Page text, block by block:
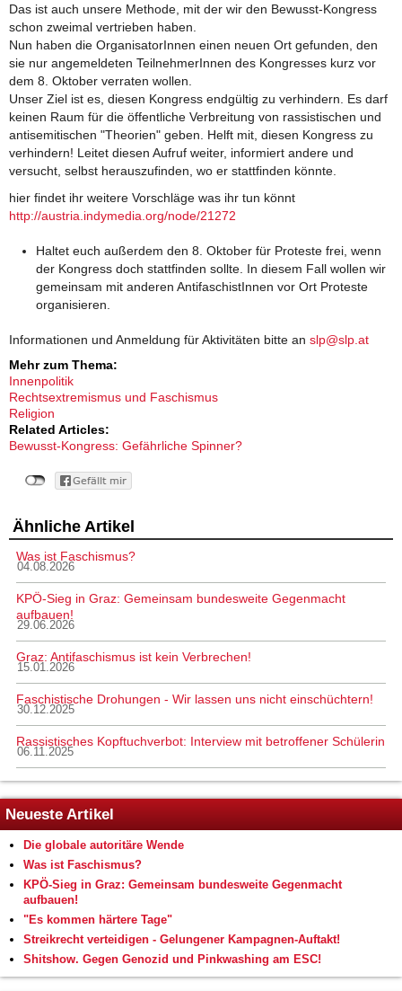
Das ist auch unsere Methode, mit der wir den Bewusst-Kongress
schon zweimal vertrieben haben.
Nun haben die OrganisatorInnen einen neuen Ort gefunden, den
sie nur angemeldeten TeilnehmerInnen des Kongresses kurz vor
dem 8. Oktober verraten wollen.
Unser Ziel ist es, diesen Kongress endgültig zu verhindern. Es darf
keinen Raum für die öffentliche Verbreitung von rassistischen und
antisemitischen "Theorien" geben. Helft mit, diesen Kongress zu
verhindern! Leitet diesen Aufruf weiter, informiert andere und
versucht, selbst herauszufinden, wo er stattfinden könnte.
hier findet ihr weitere Vorschläge was ihr tun könnt
http://austria.indymedia.org/node/21272
Haltet euch außerdem den 8. Oktober für Proteste frei, wenn
der Kongress doch stattfinden sollte. In diesem Fall wollen wir
gemeinsam mit anderen AntifaschistInnen vor Ort Proteste
organisieren.
Informationen und Anmeldung für Aktivitäten bitte an slp@slp.at
Mehr zum Thema:
Innenpolitik
Rechtsextremismus und Faschismus
Religion
Related Articles:
Bewusst-Kongress: Gefährliche Spinner?
Ähnliche Artikel
Was ist Faschismus?
04.08.2026
KPÖ-Sieg in Graz: Gemeinsam bundesweite Gegenmacht
aufbauen!
29.06.2026
Graz: Antifaschismus ist kein Verbrechen!
15.01.2026
Faschistische Drohungen - Wir lassen uns nicht einschüchtern!
30.12.2025
Rassistisches Kopftuchverbot: Interview mit betroffener Schülerin
06.11.2025
Neueste Artikel
Die globale autoritäre Wende
Was ist Faschismus?
KPÖ-Sieg in Graz: Gemeinsam bundesweite Gegenmacht
aufbauen!
"Es kommen härtere Tage"
Streikrecht verteidigen - Gelungener Kampagnen-Auftakt!
Shitshow. Gegen Genozid und Pinkwashing am ESC!